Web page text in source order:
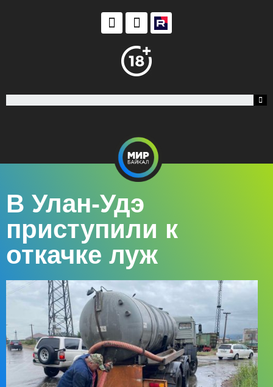
В Улан-Удэ
приступили к
откачке луж